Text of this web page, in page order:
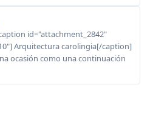
id="attachment_2842"
Arquitectura carolingia[/caption]
ocasión como una continuación